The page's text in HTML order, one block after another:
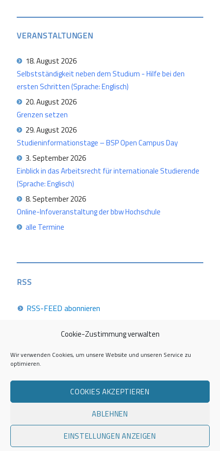
Cookie-Zustimmung verwalten
Wir verwenden Cookies, um unsere Website und unseren Service zu
optimieren.
COOKIES AKZEPTIEREN
ABLEHNEN
EINSTELLUNGEN ANZEIGEN
VERANSTALTUNGEN
18. August 2026
Selbstständigkeit neben dem Studium - Hilfe bei den
ersten Schritten (Sprache: Englisch)
20. August 2026
Grenzen setzen
29. August 2026
Studieninformationstage – BSP Open Campus Day
3. September 2026
Einblick in das Arbeitsrecht für internationale Studierende
(Sprache: Englisch)
8. September 2026
Online-Infoveranstaltung der bbw Hochschule
alle Termine
RSS
RSS-FEED abonnieren
Career Week 2026
Die Career Center im Überblick
Kontakt zur AG Career Service
Impressum